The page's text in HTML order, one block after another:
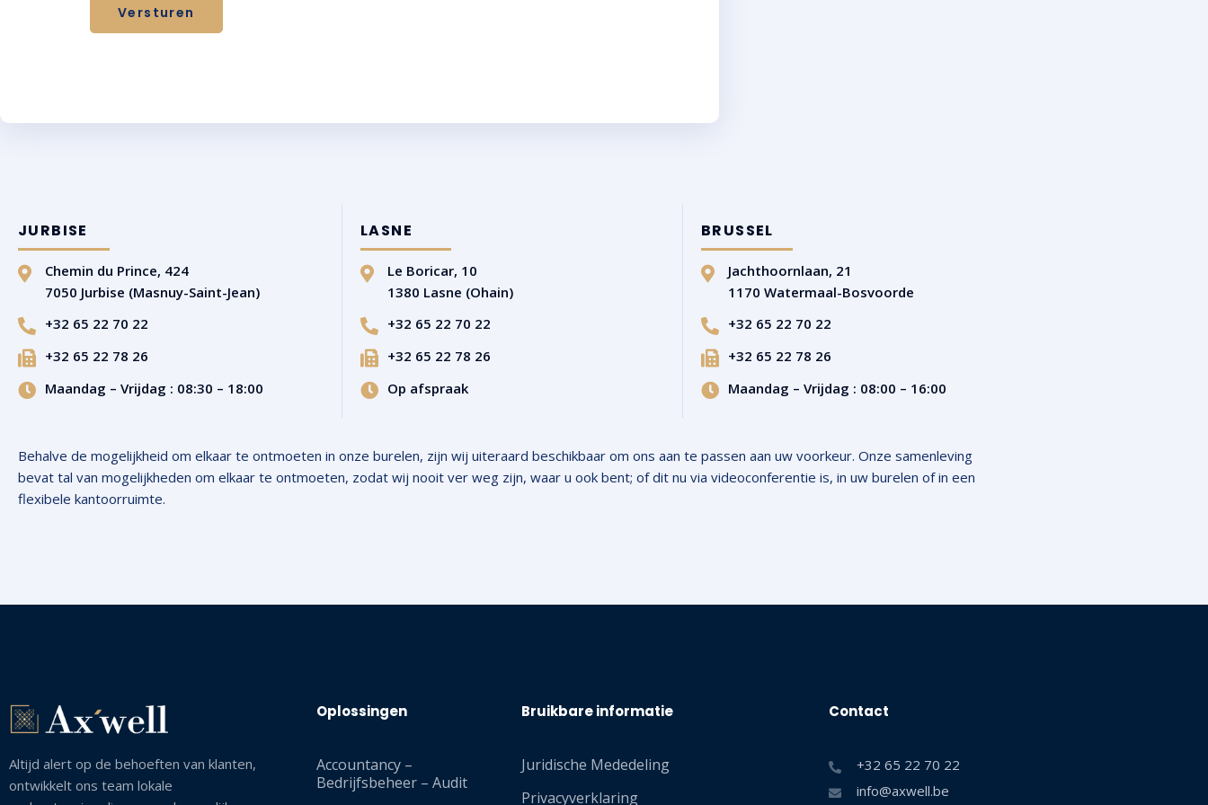
Versturen
JURBISE
Chemin du Prince, 424
7050 Jurbise (Masnuy-Saint-Jean)
+32 65 22 70 22
+32 65 22 78 26
Maandag – Vrijdag : 08:30 – 18:00
LASNE
Le Boricar, 10
1380 Lasne (Ohain)
+32 65 22 70 22
+32 65 22 78 26
Op afspraak
BRUSSEL
Jachthoornlaan, 21
1170 Watermaal-Bosvoorde
+32 65 22 70 22
+32 65 22 78 26
Maandag – Vrijdag : 08:00 – 16:00
Behalve de mogelijkheid om elkaar te ontmoeten in onze burelen, zijn wij uiteraard beschikbaar om ons aan te passen aan uw voorkeur. Onze samenleving
bevat tal van mogelijkheden om elkaar te ontmoeten, zodat wij nooit ver weg zijn, waar u ook bent; of dit nu via videoconferentie is, in uw burelen of in een
flexibele kantoorruimte.
Altijd alert op de behoeften van klanten,
ontwikkelt ons team lokale
Oplossingen
Accountancy –
Bedrijfsbeheer – Audit
Bruikbare informatie
Juridische Mededeling
Privacyverklaring
Contact
+32 65 22 70 22
info@axwell.be